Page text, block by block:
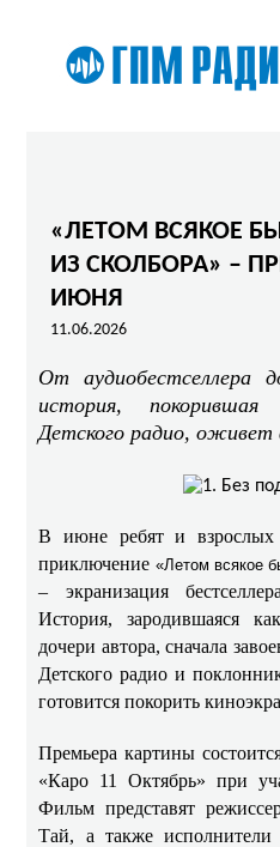
«ЛЕТОМ ВСЯКОЕ
ИЗ СКОЛБОРА» –
ИЮНЯ
11.06.2026
От аудиобестселлера
история,
Детского радио, оживет
В июне ребят и взрослых
приключение «Летом всякое
– экранизация
История, зародившаяся
дочери автора, сначала
Детского радио и
готовится покорить
Премьера картины
«Каро 11 Октябрь» при
Фильм представят
Тай, а также